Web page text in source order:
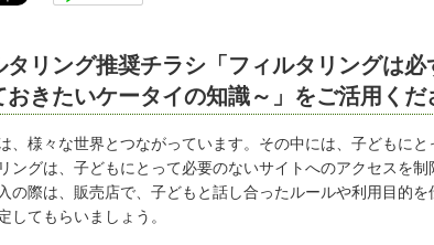
タリング推奨チラシ「フィルタリングは
おきたいケータイの知識～」をご活用くだ
、様々な世界とつながっています。その中には、子どもにと
ングは、子どもにとって必要のないサイトへのアクセスを制
の際は、販売店で、子どもと話し合ったルールや利用目的
してもらいましょう。